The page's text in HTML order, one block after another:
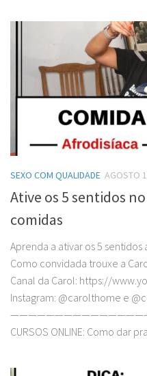
SEXO COM QUALIDADE AGOSTO
Ative os 5 sentidos
comidas
Aprenda a ativar os 5
Como convidada trouxe a
Canal da Carol: https://
Instagram: @carolthome e
CURSOS ONLINE: Como dar